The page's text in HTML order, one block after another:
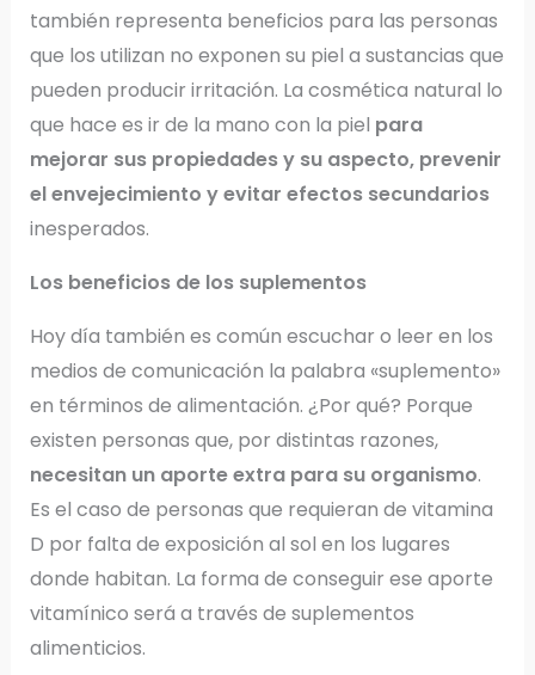
también representa beneficios para las personas
que los utilizan no exponen su piel a sustancias que
pueden producir irritación. La cosmética natural lo
que hace es ir de la mano con la piel para
mejorar sus propiedades y su aspecto, prevenir
el envejecimiento y evitar efectos secundarios
inesperados.
Los beneficios de los suplementos
Hoy día también es común escuchar o leer en los
medios de comunicación la palabra «suplemento»
en términos de alimentación. ¿Por qué? Porque
existen personas que, por distintas razones,
necesitan un aporte extra para su organismo.
Es el caso de personas que requieran de vitamina
D por falta de exposición al sol en los lugares
donde habitan. La forma de conseguir ese aporte
vitamínico será a través de suplementos
alimenticios.